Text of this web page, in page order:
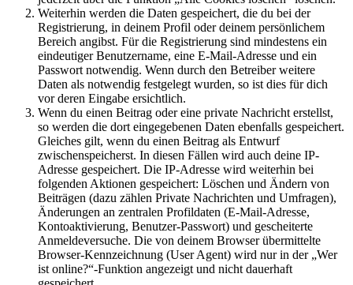
Weiterhin werden die Daten gespeichert, die du bei der
Registrierung, in deinem Profil oder deinem persönlichem
Bereich angibst. Für die Registrierung sind mindestens ein
eindeutiger Benutzername, eine E-Mail-Adresse und ein
Passwort notwendig. Wenn durch den Betreiber weitere
Daten als notwendig festgelegt wurden, so ist dies für dich
vor deren Eingabe ersichtlich.
Wenn du einen Beitrag oder eine private Nachricht erstellst,
so werden die dort eingegebenen Daten ebenfalls gespeichert.
Gleiches gilt, wenn du einen Beitrag als Entwurf
zwischenspeicherst. In diesen Fällen wird auch deine IP-
Adresse gespeichert. Die IP-Adresse wird weiterhin bei
folgenden Aktionen gespeichert: Löschen und Ändern von
Beiträgen (dazu zählen Private Nachrichten und Umfragen),
Änderungen an zentralen Profildaten (E-Mail-Adresse,
Kontoaktivierung, Benutzer-Passwort) und gescheiterte
Anmeldeversuche. Die von deinem Browser übermittelte
Browser-Kennzeichnung (User Agent) wird nur in der „Wer
ist online?“-Funktion angezeigt und nicht dauerhaft